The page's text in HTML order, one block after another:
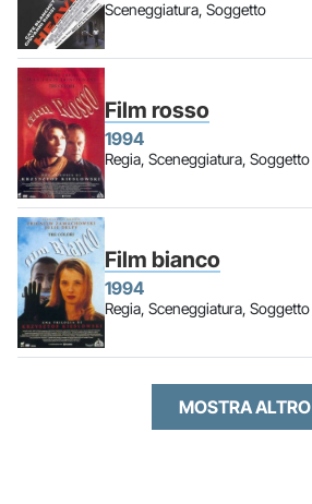
Sceneggiatura, Soggetto
Film rosso
1994
Regia, Sceneggiatura, Soggetto
Film bianco
1994
Regia, Sceneggiatura, Soggetto
MOSTRA ALTRO